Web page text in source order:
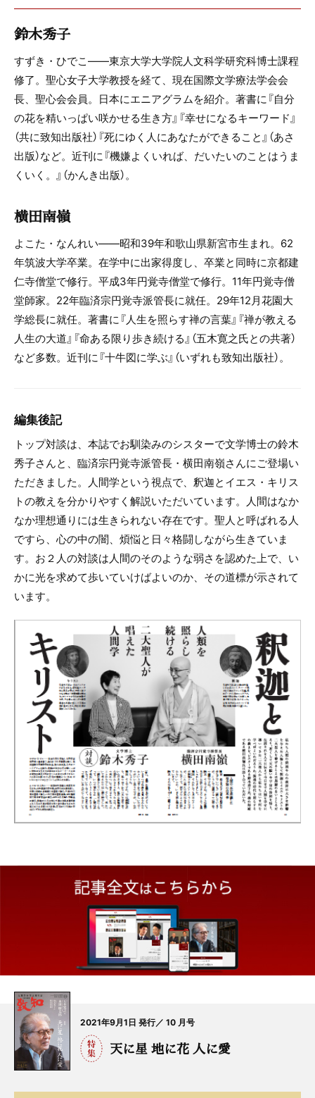
鈴木秀子
すずき・ひでこ――東京大学大学院人文科学研究科博士課程
修了。聖心女子大学教授を経て、現在国際文学療法学会会
長、聖心会会員。日本にエニアグラムを紹介。著書に『自分
の花を精いっぱい咲かせる生き方』『幸せになるキーワード』
（共に致知出版社）『死にゆく人にあなたができること』（あさ
出版）など。近刊に『機嫌よくいれば、だいたいのことはうま
くいく。』（かんき出版）。
横田南嶺
よこた・なんれい――昭和39年和歌山県新宮市生まれ。62
年筑波大学卒業。在学中に出家得度し、卒業と同時に京都建
仁寺僧堂で修行。平成3年円覚寺僧堂で修行。11年円覚寺僧
堂師家。22年臨済宗円覚寺派管長に就任。29年12月花園大
学総長に就任。著書に『人生を照らす禅の言葉』『禅が教える
人生の大道』『命ある限り歩き続ける』（五木寛之氏との共著）
など多数。近刊に『十牛図に学ぶ』（いずれも致知出版社）。
編集後記
トップ対談は、本誌でお馴染みのシスターで文学博士の鈴木
秀子さんと、臨済宗円覚寺派管長・横田南嶺さんにご登場い
ただきました。人間学という視点で、釈迦とイエス・キリス
トの教えを分かりやすく解説いただいています。人間はなか
なか理想通りには生きられない存在です。聖人と呼ばれる人
ですら、心の中の闇、煩悩と日々格闘しながら生きていま
す。お２人の対談は人間のそのような弱さを認めた上で、い
かに光を求めて歩いていけばよいのか、その道標が示されて
います。
2021年9月1日 発行／ 10 月号
天に星 地に花 人に愛